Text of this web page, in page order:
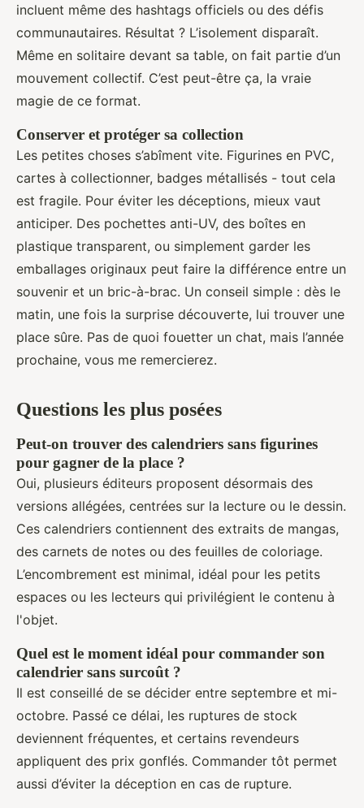
incluent même des hashtags officiels ou des défis
communautaires. Résultat ? L’isolement disparaît.
Même en solitaire devant sa table, on fait partie d’un
mouvement collectif. C’est peut-être ça, la vraie
magie de ce format.
Conserver et protéger sa collection
Les petites choses s’abîment vite. Figurines en PVC,
cartes à collectionner, badges métallisés - tout cela
est fragile. Pour éviter les déceptions, mieux vaut
anticiper. Des pochettes anti-UV, des boîtes en
plastique transparent, ou simplement garder les
emballages originaux peut faire la différence entre un
souvenir et un bric-à-brac. Un conseil simple : dès le
matin, une fois la surprise découverte, lui trouver une
place sûre. Pas de quoi fouetter un chat, mais l’année
prochaine, vous me remercierez.
Questions les plus posées
Peut-on trouver des calendriers sans figurines
pour gagner de la place ?
Oui, plusieurs éditeurs proposent désormais des
versions allégées, centrées sur la lecture ou le dessin.
Ces calendriers contiennent des extraits de mangas,
des carnets de notes ou des feuilles de coloriage.
L’encombrement est minimal, idéal pour les petits
espaces ou les lecteurs qui privilégient le contenu à
l'objet.
Quel est le moment idéal pour commander son
calendrier sans surcoût ?
Il est conseillé de se décider entre septembre et mi-
octobre. Passé ce délai, les ruptures de stock
deviennent fréquentes, et certains revendeurs
appliquent des prix gonflés. Commander tôt permet
aussi d’éviter la déception en cas de rupture.